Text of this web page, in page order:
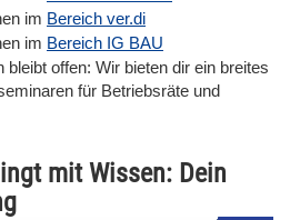
im Bereich ver.di
im Bereich IG BAU
bleibt offen: Wir bieten dir ein breites
für Betriebsräte und
mit Wissen: Dein